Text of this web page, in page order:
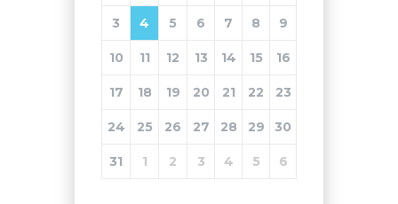
3 4 5 6 7 8 9
10 11 12 13 14 15 16
17 18 19 20 21 22 23
24 25 26 27 28 29 30
31 1 2 3 4 5 6